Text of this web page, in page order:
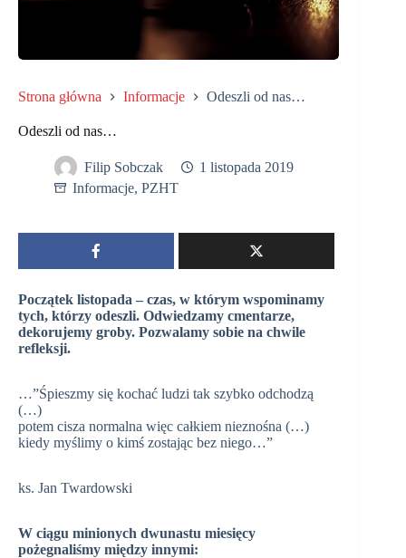
Strona główna Informacje Odeszli od nas…
Odeszli od nas…
Filip Sobczak
1 listopada 2019
Informacje, PZHT
Początek listopada – czas, w którym wspominamy
tych, którzy odeszli. Odwiedzamy cmentarze,
dekorujemy groby. Pozwalamy sobie na chwile
refleksji.
…”Śpieszmy się kochać ludzi tak szybko odchodzą
(…)
potem cisza normalna więc całkiem nieznośna (…)
kiedy myślimy o kimś zostając bez niego…”
ks. Jan Twardowski
W ciągu minionych dwunastu miesięcy
pożegnaliśmy między innymi: